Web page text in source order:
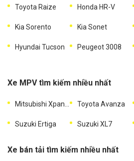
Toyota Raize Honda HR-V
Kia Sorento Kia Sonet
Hyundai Tucson Peugeot 3008
Xe MPV tìm kiếm nhiều nhất
Toyota Avanza
Suzuki Ertiga Suzuki XL7
Xe bán tải tìm kiếm nhiều nhất